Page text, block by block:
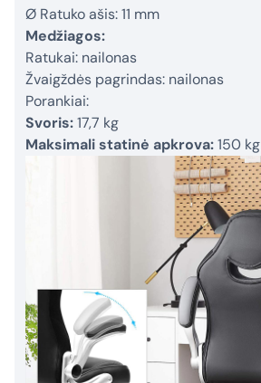
Ø Ratuko ašis: 11 mm
Medžiagos:
Ratukai: nailonas
Žvaigždės pagrindas: nailonas
Porankiai:
Svoris:17,7 kg
Maksimali statinė apkrova:150 kg